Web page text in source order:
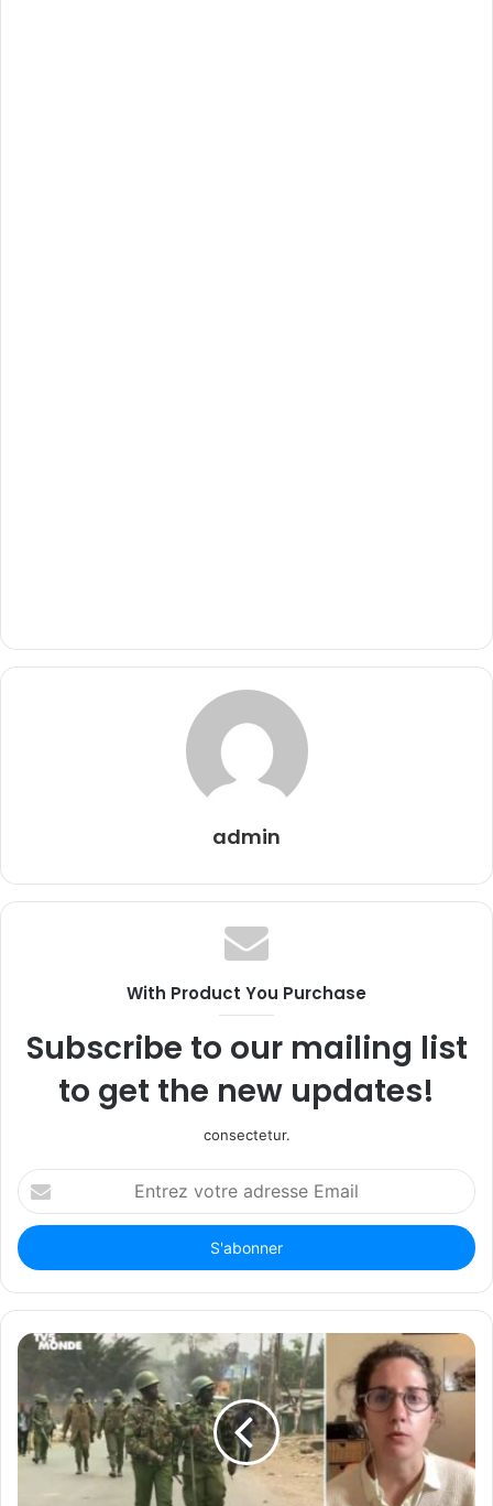
admin
With Product You Purchase
Subscribe to our mailing list
to get the new updates!
consectetur.
Entrez
votre
adresse
Email